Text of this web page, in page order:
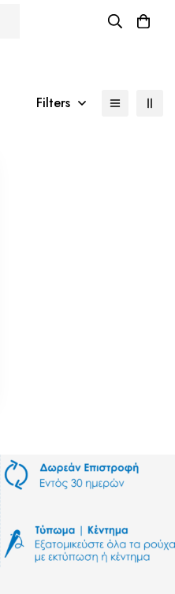
Filters